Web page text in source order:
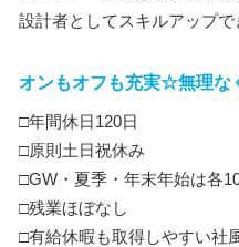
設計者としてスキルアップで
オンもオフも充実☆無理な
□年間休日120日
□原則土日祝休み
□GW・夏季・年末年始は各
□残業ほぼなし
□有給休暇も取得しやすい社